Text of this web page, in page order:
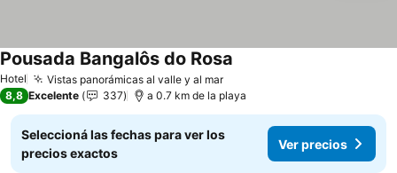
Hotel Vistas panorámicas al valle y al mar
Pousada Bangalôs do Rosa
8,8 Excelente 337 a 0.7 km de la playa
Seleccioná las fechas para ver los
precios exactos
Ver precios